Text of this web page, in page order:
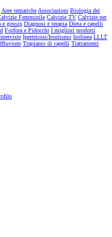
Aree tematicheAssociazioni Biologia dei
Femminile Calvizie TV Calvizie.net
e gossip Diagnosi e terapia Dieta e capelli
Forfora e Pidocchi I migliori prodotti
Ipertricosi/Irsutismo Isolinea LLLT
Trapianto di capelli Trattamenti